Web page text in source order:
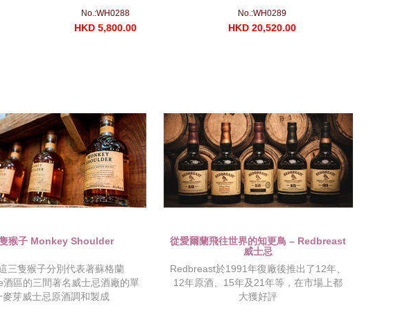
No.:WH0288
HKD 5,800.00
No.:WH0289
HKD 20,520.00
猴子 Monkey Shoulder
三隻猴子分別代表著蘇格蘭
酒區的三間著名威士忌酒廠的單
麥芽威士忌原酒調和製成
從愛爾蘭飛往世界的知更鳥 – Redbreast
威士忌
Redbreast於1991年復廠後推出了12年、
12年原酒、15年及21年等，在市場上都
大獲好評